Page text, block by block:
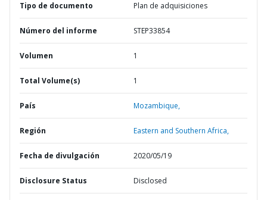
Tipo de documento Plan de adquisiciones
Número del informe STEP33854
Volumen 1
Total Volume(s) 1
País Mozambique,
Región Eastern and Southern Africa,
Fecha de divulgación 2020/05/19
Disclosure Status Disclosed